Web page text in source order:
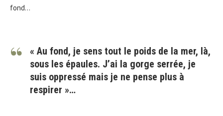
fond…
« Au fond, je sens tout le poids de la mer, là,
sous les épaules. J’ai la gorge serrée, je
suis oppressé mais je ne pense plus à
respirer »…